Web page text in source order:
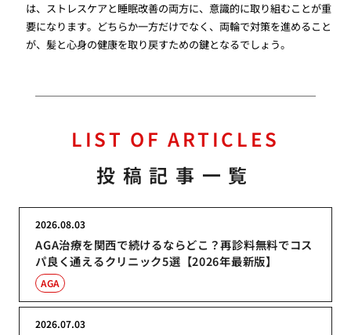
は、ストレスケアと睡眠改善の両方に、意識的に取り組むことが重
要になります。どちらか一方だけでなく、両輪で対策を進めること
が、髪と心身の健康を取り戻すための鍵となるでしょう。
LIST OF ARTICLES
投稿記事一覧
AGA治療を関西で続けるならどこ？再診料無料でコス
パ良く通えるクリニック5選【2026年最新版】
2026.08.03
AGA
2026.07.03